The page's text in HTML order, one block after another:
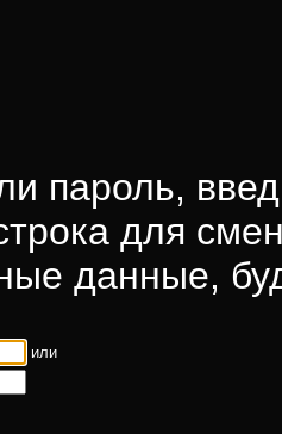
пароль,
для
данные,
или